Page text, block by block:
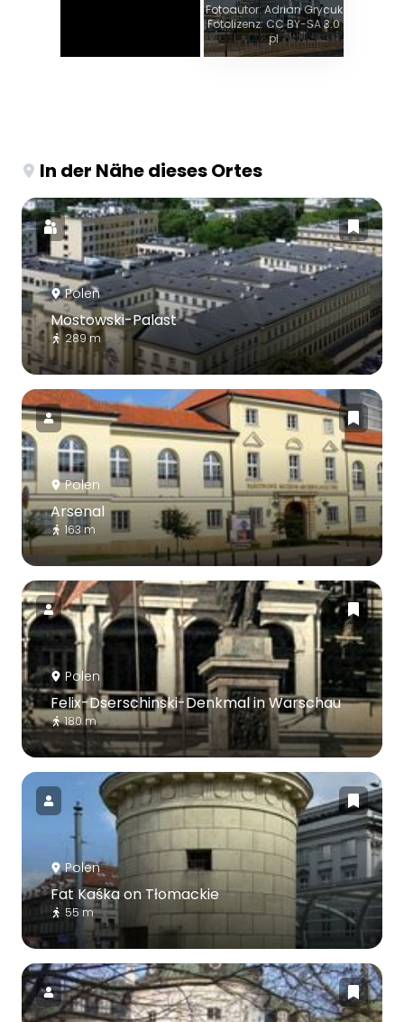
Fotoautor: Adrian Grycuk
Fotolizenz: CC BY-SA 3.0
pl
In der Nähe dieses Ortes
Polen
Mostowski-Palast
289 m
Polen
Arsenal
163 m
Polen
Felix-Dserschinski-Denkmal in Warschau
180 m
Polen
Fat Kaśka on Tłomackie
55 m